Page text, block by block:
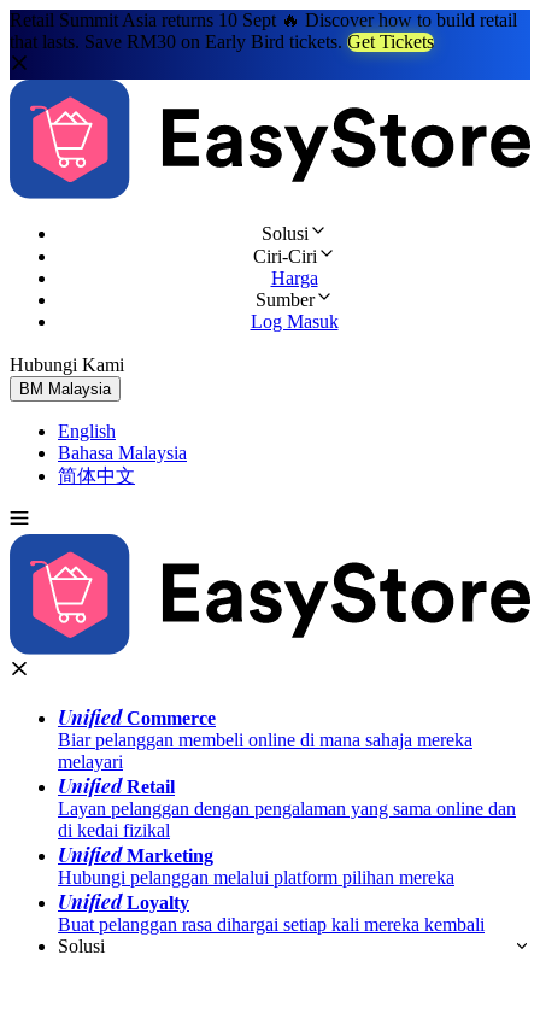
Retail Summit Asia returns 10 Sept 🔥 Discover how to build retail
that lasts. Save RM30 on Early Bird tickets. Get Tickets
Solusi
Ciri-Ciri
Harga
Sumber
Log Masuk
Hubungi Kami
BM Malaysia
English
Bahasa Malaysia
简体中文
UnifiedCommerce
Biar pelanggan membeli online di mana sahaja mereka
melayari
UnifiedRetail
Layan pelanggan dengan pengalaman yang sama online dan
di kedai fizikal
UnifiedMarketing
Hubungi pelanggan melalui platform pilihan mereka
UnifiedLoyalty
Buat pelanggan rasa dihargai setiap kali mereka kembali
Solusi